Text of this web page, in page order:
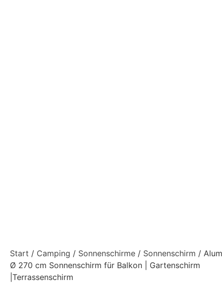
Start / Camping / Sonnenschirme / Sonnenschirm /
Ø 270 cm Sonnenschirm für Balkon | Gartenschirm
|Terrassenschirm